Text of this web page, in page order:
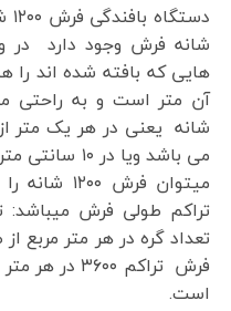
شانه فرش وجود دارد در
هایی که بافته شده اند
میتوان
تراکم طولی فرش میباشد:
تعداد گره در هر متر مربع
است.